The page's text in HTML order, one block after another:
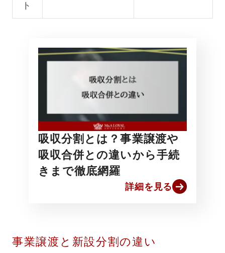
ト
吸収分割とは？事業譲渡や
吸収合併との違いから手続
きまで徹底網羅
詳細を見る
事業譲渡と新設分割の違い